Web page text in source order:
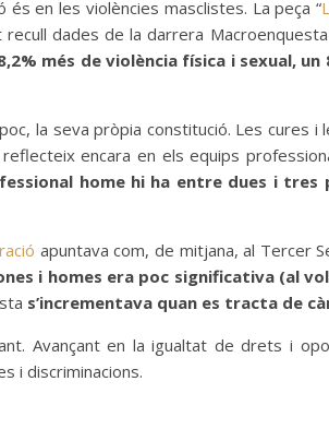
és en les violències masclistes. La peça “
recull dades de la darrera
més de violència física i sexual,
la seva pròpia constitució. Les cures i
encara en els equips
home hi ha entre dues i
apuntava com, de mitjana, al Tercer
i homes era poc significativa (al
s’incrementava quan es tracta de
Avançant en la igualtat de drets i
i discriminacions.